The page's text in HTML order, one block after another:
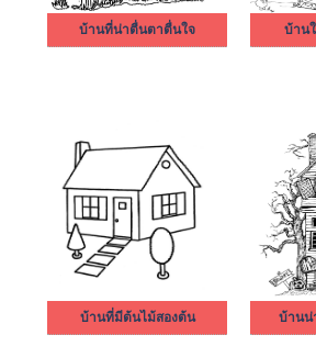
บ้านที่น่าตื่นตาตื่นใจ บ้าน
บ้านที่มีต้นไม้สองต้น บ้านน่